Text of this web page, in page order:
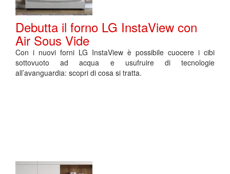
Debutta il forno LG InstaView con
Air Sous Vide
Con i nuovi forni LG InstaView è possibile cuocere i cibi
sottovuoto ad acqua e usufruire di tecnologie
all’avanguardia: scopri di cosa si tratta.